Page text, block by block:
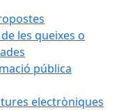
les queixes o
pública
electròniques